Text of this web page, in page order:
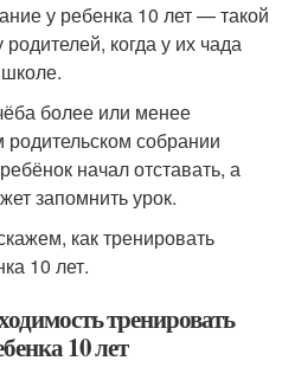
у ребенка 10 лет — такой
когда у их чада
более или менее
собрании
начал отставать, а
запомнить урок.
как тренировать
10 лет.
тренировать
10 лет